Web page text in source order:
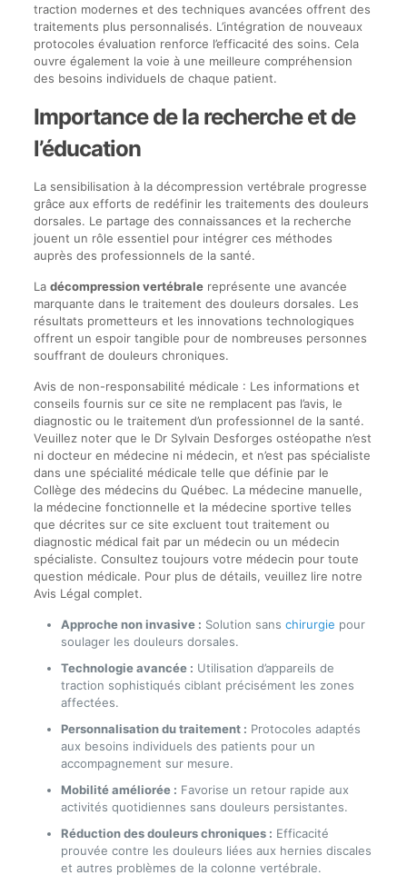
traction modernes et des techniques avancées offrent des
traitements plus personnalisés. L’intégration de nouveaux
protocoles évaluation renforce l’efficacité des soins. Cela
ouvre également la voie à une meilleure compréhension
des besoins individuels de chaque patient.
Importance de la recherche et de
l’éducation
La sensibilisation à la décompression vertébrale progresse
grâce aux efforts de redéfinir les traitements des douleurs
dorsales. Le partage des connaissances et la recherche
jouent un rôle essentiel pour intégrer ces méthodes
auprès des professionnels de la santé.
La décompression vertébralereprésente une avancée
marquante dans le traitement des douleurs dorsales. Les
résultats prometteurs et les innovations technologiques
offrent un espoir tangible pour de nombreuses personnes
souffrant de douleurs chroniques.
Avis de non-responsabilité médicale : Les informations et
conseils fournis sur ce site ne remplacent pas l’avis, le
diagnostic ou le traitement d’un professionnel de la santé.
Veuillez noter que le Dr Sylvain Desforges ostéopathe n’est
ni docteur en médecine ni médecin, et n’est pas spécialiste
dans une spécialité médicale telle que définie par le
Collège des médecins du Québec. La médecine manuelle,
la médecine fonctionnelle et la médecine sportive telles
que décrites sur ce site excluent tout traitement ou
diagnostic médical fait par un médecin ou un médecin
spécialiste. Consultez toujours votre médecin pour toute
question médicale. Pour plus de détails, veuillez lire notre
Avis Légal complet.
Approche non invasive : Solution sans chirurgie pour
soulager les douleurs dorsales.
Technologie avancée : Utilisation d’appareils de
traction sophistiqués ciblant précisément les zones
affectées.
Personnalisation du traitement : Protocoles adaptés
aux besoins individuels des patients pour un
accompagnement sur mesure.
Mobilité améliorée : Favorise un retour rapide aux
activités quotidiennes sans douleurs persistantes.
Réduction des douleurs chroniques : Efficacité
prouvée contre les douleurs liées aux hernies discales
et autres problèmes de la colonne vertébrale.